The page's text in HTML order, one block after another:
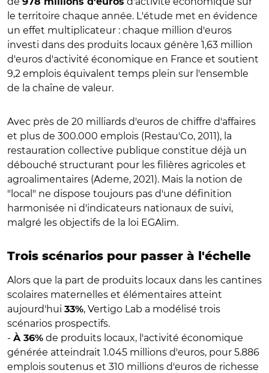
le territoire chaque année. L'étude met en évidence
un effet multiplicateur : chaque million d'euros
investi dans des produits locaux génère 1,63 million
d'euros d'activité économique en France et soutient
9,2 emplois équivalent temps plein sur l'ensemble
de la chaîne de valeur.
Avec près de 20 milliards d'euros de chiffre d'affaires
et plus de 300.000 emplois (Restau'Co, 2011), la
restauration collective publique constitue déjà un
débouché structurant pour les filières agricoles et
agroalimentaires (Ademe, 2021). Mais la notion de
"local" ne dispose toujours pas d'une définition
harmonisée ni d'indicateurs nationaux de suivi,
malgré les objectifs de la loi EGAlim.
Trois scénarios pour passer à l'échelle
Alors que la part de produits locaux dans les cantines
scolaires maternelles et élémentaires atteint
aujourd'hui 33%, Vertigo Lab a modélisé trois
scénarios prospectifs.
- À 36% de produits locaux, l'activité économique
générée atteindrait 1.045 millions d'euros, pour 5.886
emplois soutenus et 310 millions d'euros de richesse